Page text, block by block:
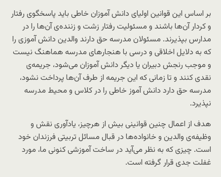
بر اساس این قوانین اولیای دانش آموزان خاطی باید پاسخگوی رفتار
و کردار آن‌ها باشند و مسئولیت رفتار زشت و زننده‌ی آن‌ها را در
مدارس بپذیرند. مسئولان مدرسه حق دارند والدین دانش آموزی را
که به دلایل اخلاقی و درسی با هنجارهای مدرسه هماهنگ نیست
و موجب رنجش دبیران یا دیگر دانش آموزان می‌شود، جریمه‌ی
نقدی کنند و تا زمانی که این جریمه از طرف آن‌ها پرداخت نشود،
مدرسه حق دارد دانش آموز خاطی را در کلاس و محیط مدرسه
نپذیرد.
هدف از اعمال چنین قوانینی بیش از هرچیز، یادآوری نقش و
وظیفه‌ی والدین و خانواده‌ها در قبال مسائل تربیتی فرزندان خود
است. چیزی که به نظر می‌‌آید در ساخت آموزشی کنونی ما، مورد
غفلت جدی قرار گرفته است.